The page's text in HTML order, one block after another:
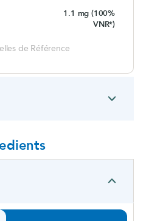
1.1 mg (100%
VNR*)
de Référence